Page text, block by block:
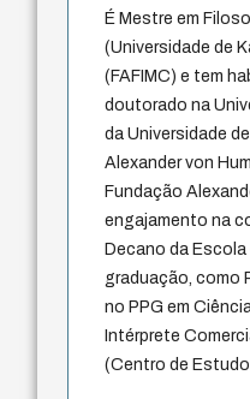
É Mestre em
(Universidade de
(FAFIMC) e tem
doutorado na
da Universidade
Alexander von
Fundação
engajamento na
Decano da
graduação, como
no PPG em
Intérprete
(Centro de